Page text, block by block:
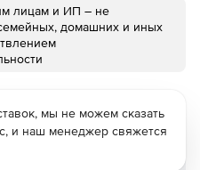
лицам и ИП – не
домашних и иных
мы не можем сказать
и наш менеджер свяжется